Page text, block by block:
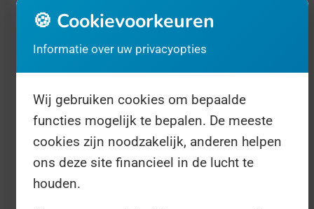
op deze feestelijke open dag van
kringloopwinkels.
deuren op deze zaterdag ter ere van de
Nationale Kringloopdag. Denk aan een hapje,
een drankje, een muziekje, en leuke
activiteiten. Zie de
🍪 Cookievoorkeuren
Informatie over uw privacyopties
Wij gebruiken cookies om bepaalde
functies mogelijk te bepalen. De meeste
cookies zijn noodzakelijk, anderen helpen
ons deze site financieel in de lucht te
houden.